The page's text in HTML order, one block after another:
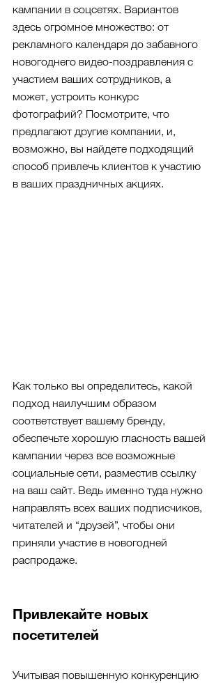
кампании в соцсетях. Вариантов
здесь огромное множество: от
рекламного календаря до забавного
новогоднего видео-поздравления с
участием ваших сотрудников, а
может, устроить конкурс
фотографий? Посмотрите, что
предлагают другие компании, и,
возможно, вы найдете подходящий
способ привлечь клиентов к участию
в ваших праздничных акциях.
Как только вы определитесь, какой
подход наилучшим образом
соответствует вашему бренду,
обеспечьте хорошую гласность вашей
кампании через все возможные
социальные сети, разместив ссылку
на ваш сайт. Ведь именно туда нужно
направлять всех ваших подписчиков,
читателей и “друзей”, чтобы они
приняли участие в новогодней
распродаже.
Привлекайте новых
посетителей
Учитывая повышенную конкуренцию